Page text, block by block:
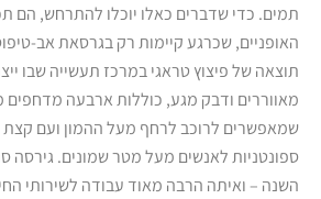
תמים. כדי שדברים כאלו יוכלו להתרחש, הם
האופניים, שכרגע קיימות רק בגרסאת אב-
תוצאה של פיצוץ טראגי במרכז תעשייה שבו
מאווררים ודבק מגע, כוללות ארבעה מדחפים
שמאפשרים לרוכב לרחף מעל ההמון ועם קצת
ספונטניות לאנשים מעל מטר שמונים. גירסה
השנה – ואיתה הרבה מאוד עבודה לשירותי